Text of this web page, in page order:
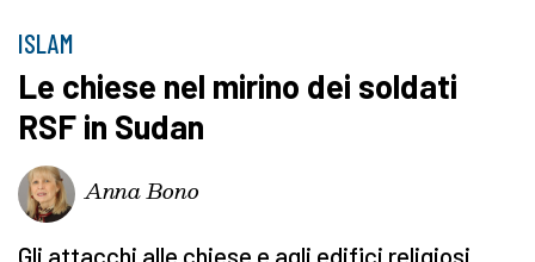
ISLAM
Le chiese nel mirino dei soldati
RSF in Sudan
Anna Bono
Gli attacchi alle chiese e agli edifici religiosi